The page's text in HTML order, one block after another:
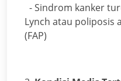
- Sindrom kanker
Lynch atau poliposis
(FAP)